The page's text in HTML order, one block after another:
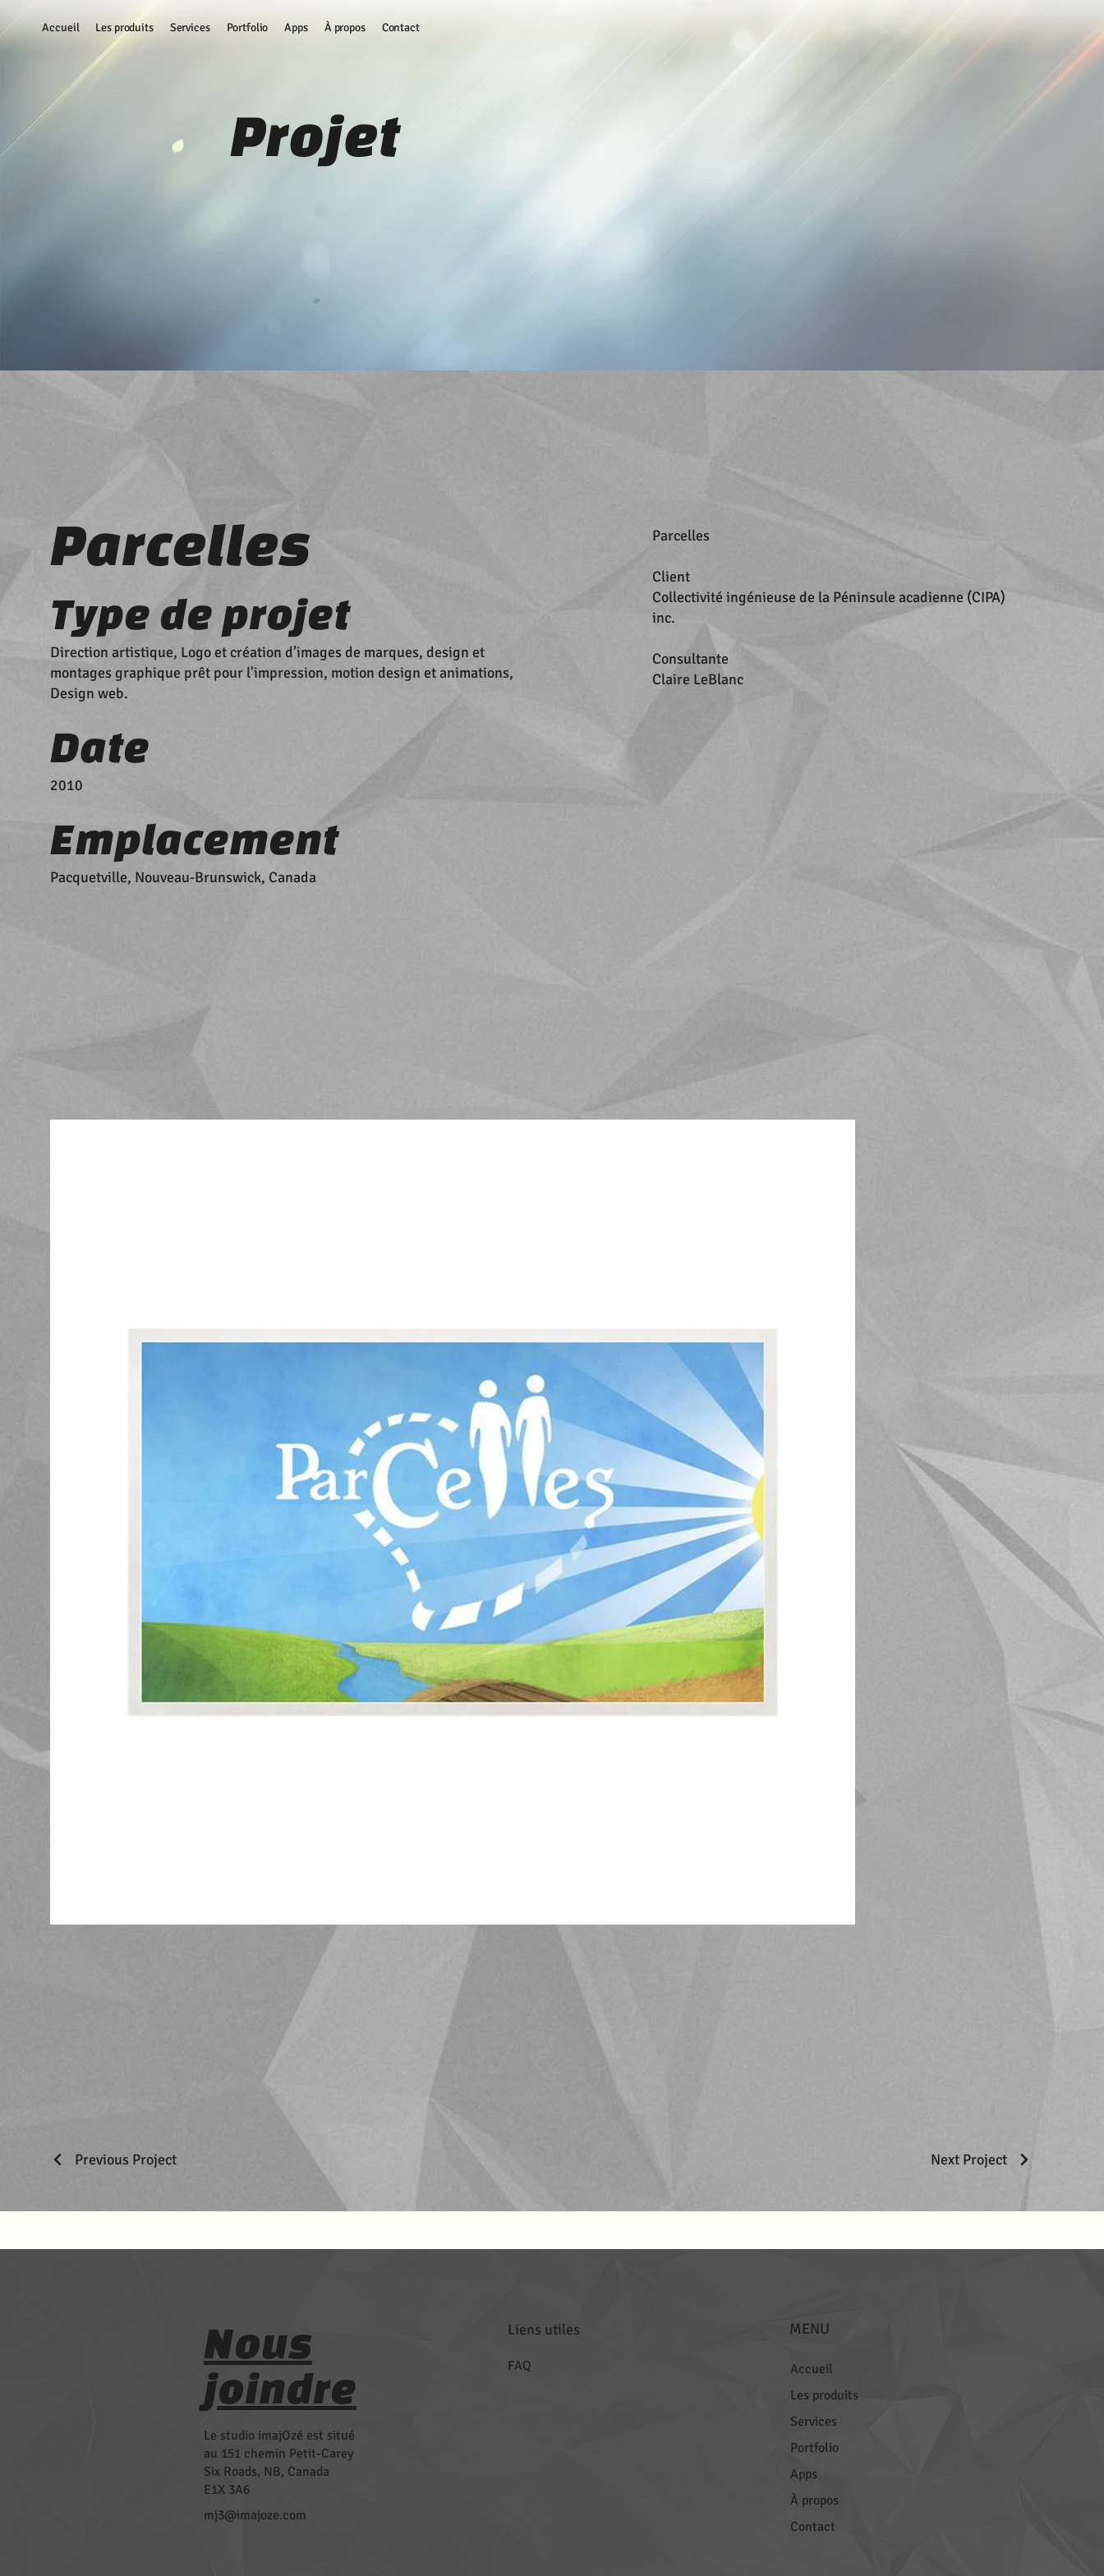
Accueil Les produits Services Portfolio Apps À propos Contact
Projet
Parcelles
Type de projet
Direction artistique, Logo et création d’images de marques, design et
montages graphique prêt pour l'impression, motion design et animations,
Design web.
Date
2010
Emplacement
Pacquetville, Nouveau-Brunswick, Canada
Parcelles
Client
Collectivité ingénieuse de la Péninsule acadienne (CIPA)
inc.
Consultante
Claire LeBlanc
Previous Project Next Project
Nous
joindre
Le studio imajOzé est situé
au 151 chemin Petit-Carey
Six Roads, NB, Canada
E1X 3A6
mj3@imajoze.com
Liens utiles
FAQ
MENU
Accueil
Les produits
Services
Portfolio
Apps
À propos
Contact